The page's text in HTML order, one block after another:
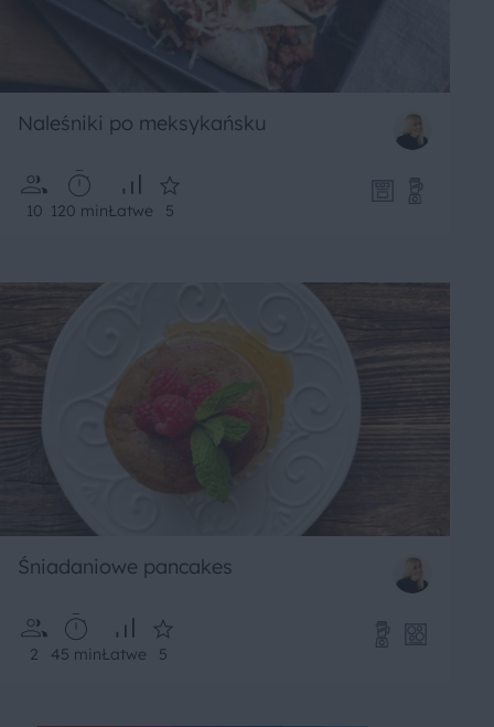
Naleśniki po meksykańsku
10 120 minŁatwe 5
Śniadaniowe pancakes
2 45 minŁatwe 5